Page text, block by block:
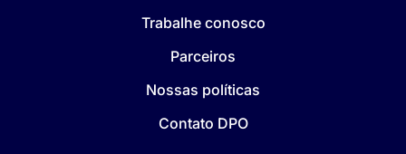
Trabalhe conosco
Parceiros
Nossas políticas
Contato DPO